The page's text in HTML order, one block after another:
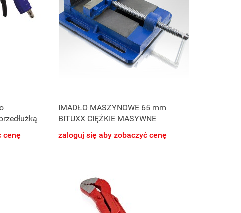
cenę
IMADŁO MASZYNOWE 65 mm
BITUXX CIĘŻKIE MASYWNE
zaloguj się aby zobaczyć cenę